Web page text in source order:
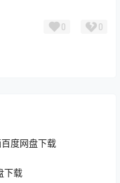
0 0
度网盘下载
下载